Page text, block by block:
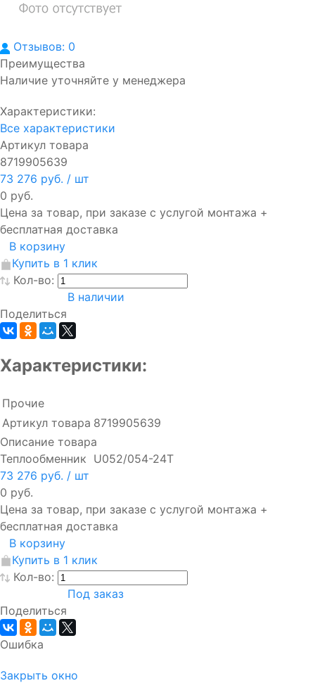
Отзывов: 0
Преимущества
Наличие уточняйте у менеджера
Характеристики:
Все характеристики
Артикул товара
8719905639
73 276 руб. / шт
0 руб.
Цена за товар, при заказе с услугой монтажа +
бесплатная доставка
В корзину
Купить в 1 клик
Кол-во:
В наличии
Поделиться
Характеристики:
Прочие
Артикул товара 8719905639
Описание товара
Теплообменник U052/054-24T
73 276 руб. / шт
0 руб.
Цена за товар, при заказе с услугой монтажа +
бесплатная доставка
В корзину
Купить в 1 клик
Кол-во:
Под заказ
Поделиться
Ошибка
Закрыть окно